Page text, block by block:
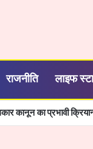
राजनीति लाइफ